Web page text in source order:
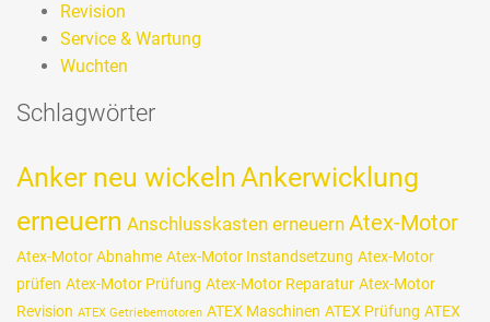
Revision
Service & Wartung
Wuchten
Schlagwörter
Anker neu wickelnAnkerwicklung
erneuern Anschlusskasten erneuern Atex-Motor
Atex-Motor Abnahme Atex-Motor Instandsetzung Atex-Motor
prüfen Atex-Motor Prüfung Atex-Motor Reparatur Atex-Motor
Revision ATEX Getriebemotoren ATEX Maschinen ATEX Prüfung ATEX